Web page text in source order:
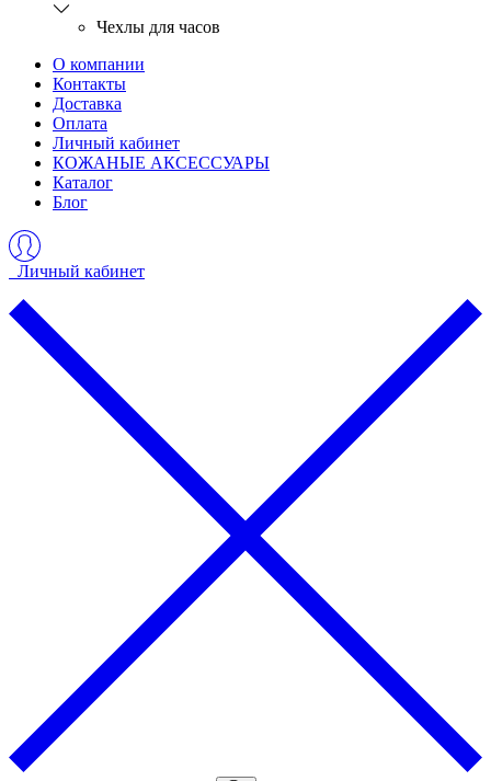
Чехлы для часов
О компании
Контакты
Доставка
Оплата
Личный кабинет
КОЖАНЫЕ АКСЕССУАРЫ
Каталог
Блог
Личный кабинет